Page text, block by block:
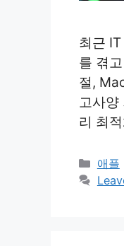
최근
를 겪
절,
고사양
리 최
애플